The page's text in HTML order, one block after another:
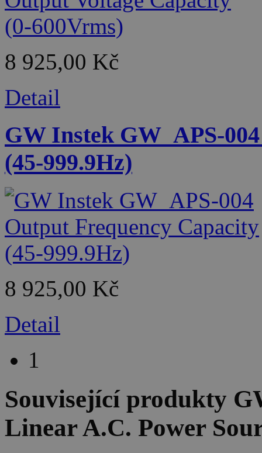
8 925,00 Kč
Detail
GW Instek GW_APS-
(45-999.9Hz)
8 925,00 Kč
Detail
1
Související produkty
Linear A.C. Power